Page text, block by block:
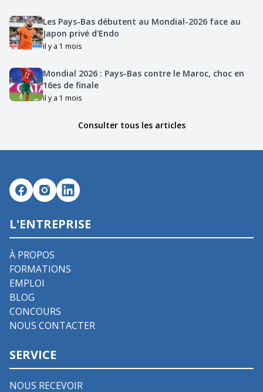
Les Pays-Bas débutent au Mondial-2026 face au
Japon privé d'Endo
il y a 1 mois
Mondial 2026 : Pays-Bas contre le Maroc, choc en
16es de finale
il y a 1 mois
Consulter tous les articles
L'ENTREPRISE
À PROPOS
FORMATIONS
EMPLOI
BLOG
CONCOURS
NOUS CONTACTER
SERVICE
NOUS RECEVOIR